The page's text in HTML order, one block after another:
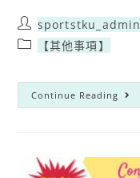
sportstku_admin
【其他事項】
Continue Reading